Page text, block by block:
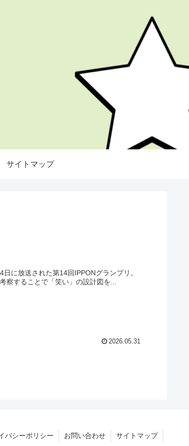
サイトマップ
に放送された第14回IPPONグランプリ。
察することで「笑い」の設計図を...
2026.05.31
バシーポリシー お問い合わせ サイトマップ